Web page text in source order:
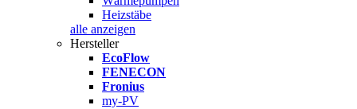
Heizstäbe
alle anzeigen
Hersteller
EcoFlow
FENECON
Fronius
my-PV